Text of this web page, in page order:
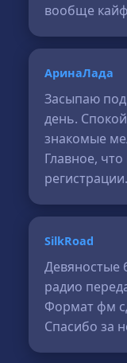
вообще
АринаЛада
Засыпаю
день.
знакомые
Главное,
регистрации.
SilkRoad
Девяностые
радио
Формат фм
Спасибо за